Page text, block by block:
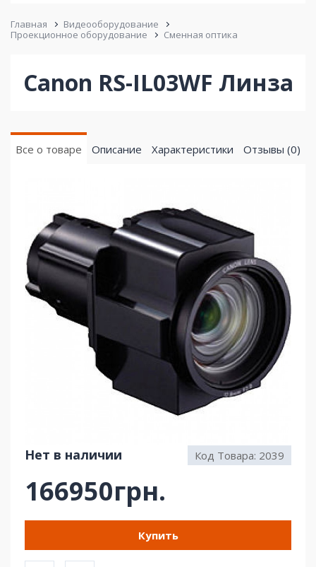
Главная
Видеооборудование
Проекционное оборудование
Сменная оптика
Canon RS-IL03WF Линза
Все о товаре Описание Характеристики Отзывы (0)
Нет в наличии Код Товара: 2039
166950грн.
Купить